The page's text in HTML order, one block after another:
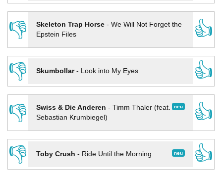
👎
Skeleton Trap Horse- We Will Not Forget the
Epstein Files
👍
👎
Skumbollar- Look into My Eyes
👍
👎
neu
Swiss & Die Anderen - Timm Thaler (feat.
Sebastian Krumbiegel)
👍
👎
neu
Toby Crush - Ride Until the Morning
👍